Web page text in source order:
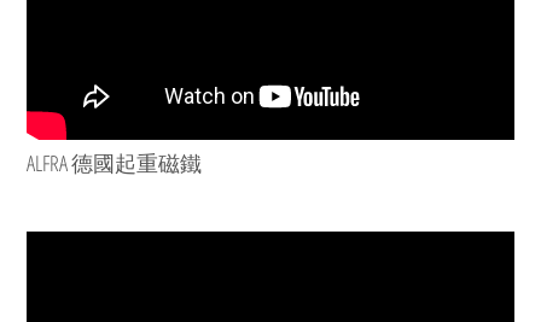
ALFRA 德國起重磁鐵